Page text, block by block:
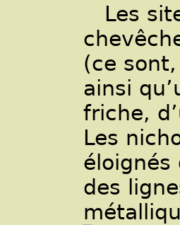
Les
(ce
ainsi
friche,
Les
éloignés
des